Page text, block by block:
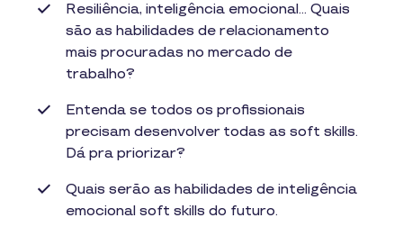
Resiliência, inteligência emocional... Quais
são as habilidades de relacionamento
mais procuradas no mercado de
trabalho?
Entenda se todos os profissionais
precisam desenvolver todas as soft skills.
Dá pra priorizar?
Quais serão as habilidades de inteligência
emocional soft skills do futuro.